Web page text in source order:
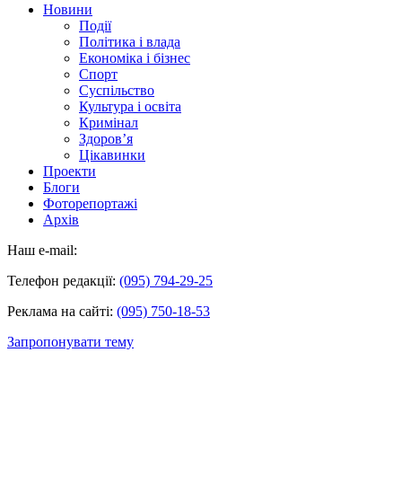
Новини
Події
Політика і влада
Економіка і бізнес
Спорт
Суспільство
Культура і освіта
Кримінал
Здоров’я
Цікавинки
Проекти
Блоги
Фоторепортажі
Архів
Наш e-mail:
Телефон редакції: (095) 794-29-25
Реклама на сайті: (095) 750-18-53
Запропонувати тему